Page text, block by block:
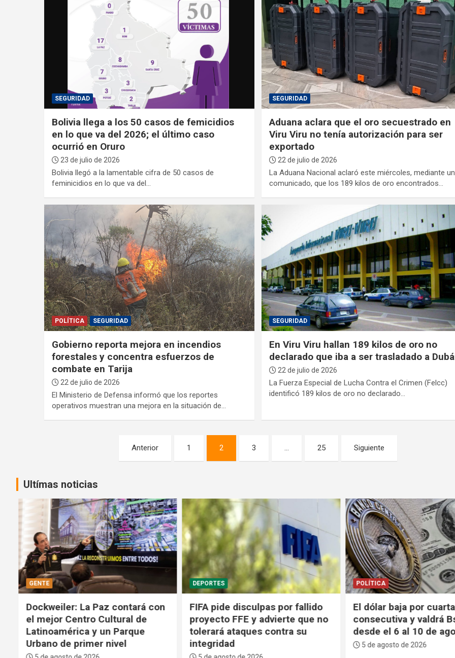
SEGURIDAD
Bolivia llega a los 50 casos de femicidios
en lo que va del 2026; el último caso
ocurrió en Oruro
23 de julio de 2026
Bolivia llegó a la lamentable cifra de 50 casos de
feminicidios en lo que va del…
SEGURIDAD
Aduana aclara que el oro secuestrado en
Viru Viru no tenía autorización para ser
exportado
22 de julio de 2026
La Aduana Nacional aclaró este miércoles, mediante un
comunicado, que los 189 kilos de oro encontrados…
POLÍTICA SEGURIDAD
Gobierno reporta mejora en incendios
forestales y concentra esfuerzos de
combate en Tarija
22 de julio de 2026
El Ministerio de Defensa informó que los reportes
operativos muestran una mejora en la situación de…
SEGURIDAD
En Viru Viru hallan 189 kilos de oro no
declarado que iba a ser trasladado a
22 de julio de 2026
La Fuerza Especial de Lucha Contra el Crimen (Felcc)
identificó 189 kilos de oro no declarado…
entradas
Anterior 1 2 3 … 25 Siguiente
Ultímas noticias
GENTE
Dockweiler: La Paz contará con
el mejor Centro Cultural de
Latinoamérica y un Parque
Urbano de primer nivel
DEPORTES
FIFA pide disculpas por fallido
proyecto FFE y advierte que no
tolerará ataques contra su
integridad
POLÍTICA
El dólar baja por
consecutiva y valdrá
desde el 6 al 10 de
5 de agosto de 2026